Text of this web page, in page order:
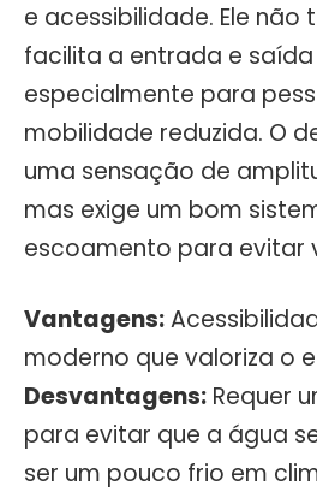
e acessibilidade. Ele não
facilita a entrada e saída
especialmente para
mobilidade reduzida. O
uma sensação de
mas exige um bom
escoamento para evitar
Vantagens:
moderno que valoriza o
Desvantagens: Requer
para evitar que a água
ser um pouco frio em